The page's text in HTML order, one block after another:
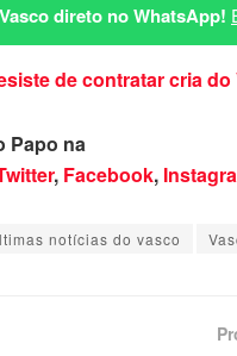
direto no WhatsApp!
de contratar cria do
Papo na
, Facebook,
notícias do vasco